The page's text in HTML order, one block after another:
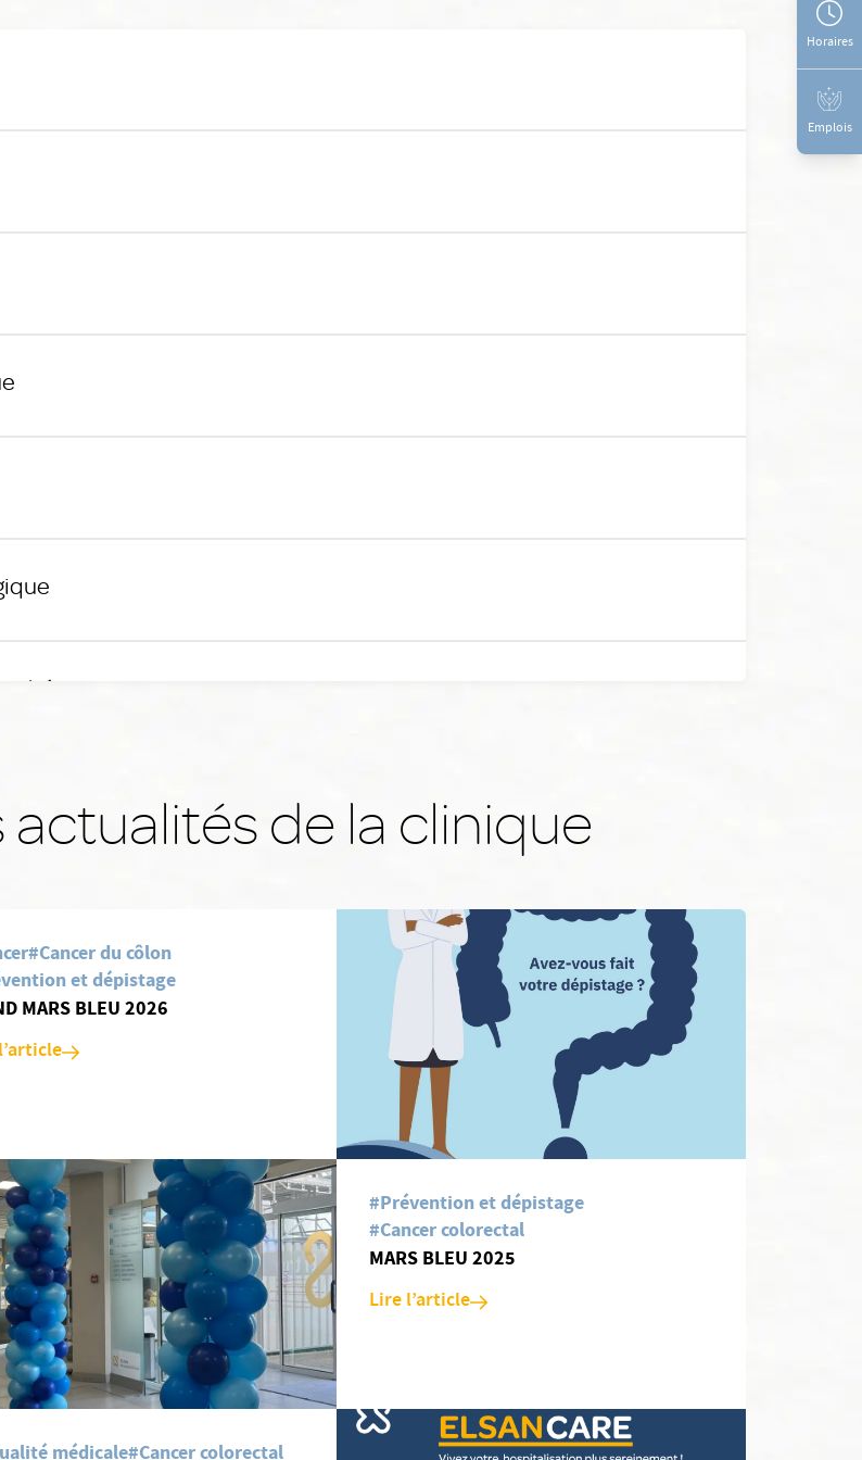
actualités de la clinique
#Cancer du côlon
et dépistage
MARS BLEU 2026
#Prévention et dépistage
#Cancer colorectal
MARS BLEU 2025
Lire l’article
médicale#Cancer colorectal
Horaires
Emplois